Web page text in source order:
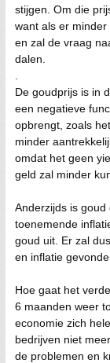
stijgen. Om die
want als er
en zal de vraag
dalen.
De goudprijs is in
een negatieve
opbrengt, zoals
minder
omdat het geen
geld zal minder
Anderzijds is
toenemende
goud uit. Er zal
en inflatie
Hoe gaat het
6 maanden weer
economie zich
bedrijven niet
de problemen en